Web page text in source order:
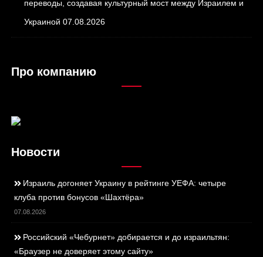
переводы, создавая культурный мост между Израилем и
Украиной 07.08.2026
Про компанию
Новости
Израиль догоняет Украину в рейтинге УЕФА: четыре
клуба против бонусов «Шахтёра»
07.08.2026
Российский «Чебурнет» добирается и до израильтян:
«Браузер не доверяет этому сайту»